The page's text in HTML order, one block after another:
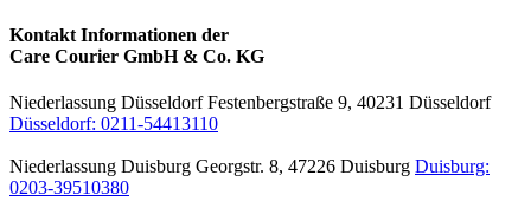
Kontakt Informationen der
Care Courier GmbH & Co. KG
Niederlassung Düsseldorf Festenbergstraße 9, 40231 Düsseldorf
Düsseldorf: 0211-54413110
Niederlassung Duisburg Georgstr. 8, 47226 Duisburg Duisburg:
0203-39510380